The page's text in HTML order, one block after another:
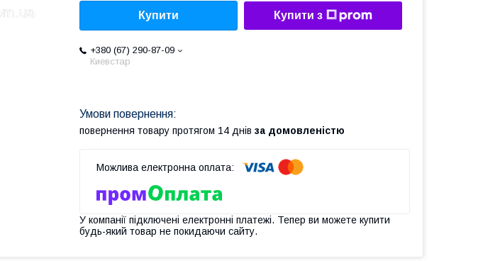
Купити Купити з
+380 (67) 290-87-09
Киевстар
повернення товару протягом 14 днів за домовленістю
У компанії підключені електронні платежі. Тепер ви можете купити
будь-який товар не покидаючи сайту.